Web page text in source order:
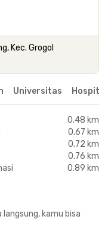
Kec. Grogol
Universitas Hospital
0.48 km
0.67 km
0.72 km
0.76 km
0.89 km
kamu bisa